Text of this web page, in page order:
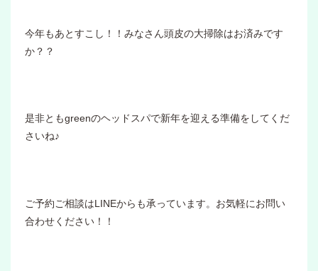
今年もあとすこし！！みなさん頭皮の大掃除はお済みです
か？？
是非ともgreenのヘッドスパで新年を迎える準備をしてくだ
さいね♪
ご予約ご相談はLINEからも承っています。お気軽にお問い
合わせください！！